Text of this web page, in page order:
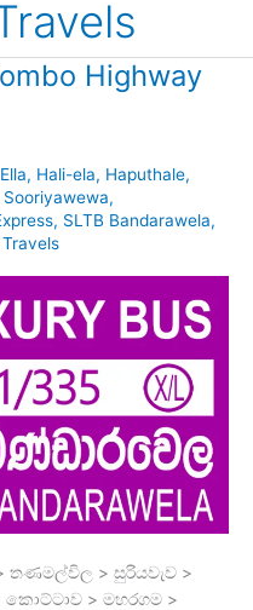
Highway
Ella, Hali-ela, Haputhale,
Sooriyawewa,
, SLTB Bandarawela,
තණමල්විල > සුරියවැව >
කොට්ටාව > මහරගම >